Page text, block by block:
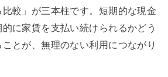
比較」が三本柱です。短期的な現金
に家賃を支払い続けられるかどう
とが、無理のない利用につながり